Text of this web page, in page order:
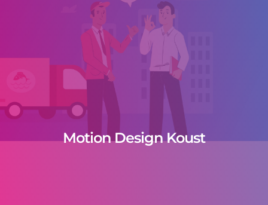
Motion Design Koust